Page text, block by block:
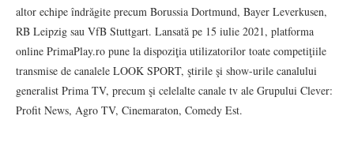
altor echipe îndrăgite precum Borussia Dortmund, Bayer Leverkusen,
RB Leipzig sau VfB Stuttgart. Lansată pe 15 iulie 2021, platforma
online PrimaPlay.ro pune la dispoziţia utilizatorilor toate competiţiile
transmise de canalele LOOK SPORT, ştirile şi show-urile canalului
generalist Prima TV, precum şi celelalte canale tv ale Grupului Clever:
Profit News, Agro TV, Cinemaraton, Comedy Est.